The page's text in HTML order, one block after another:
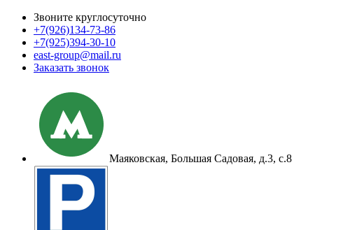
Звоните круглосуточно
+7(926)134-73-86
+7(925)394-30-10
east-group@mail.ru
Заказать звонок
Маяковская, Большая Садовая, д.3, с.8